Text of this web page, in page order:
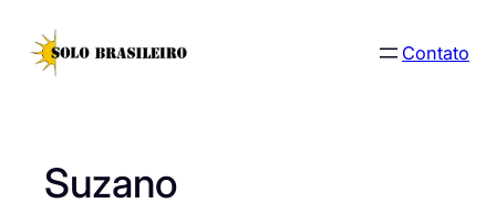
para
Contato
Suzano